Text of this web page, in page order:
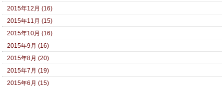
2015年12月 (16)
2015年11月 (15)
2015年10月 (16)
2015年9月 (16)
2015年8月 (20)
2015年7月 (19)
2015年6月 (15)